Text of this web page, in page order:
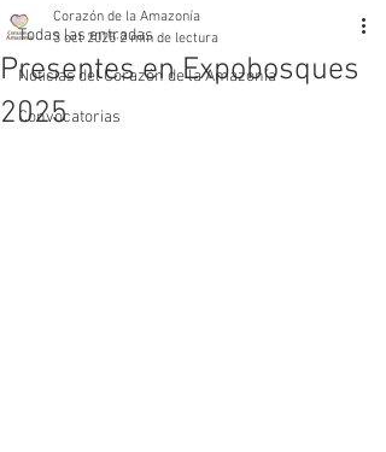
Todas las entradas
Noticias del Corazón de la Amazonía
Convocatorias
Presentes en Expobosques
2025
Corazón de la Amazonía
3 oct 2025 2 min de lectura